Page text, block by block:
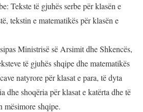
Tekste të gjuhës serbe për klasën e
tekstin e matematikës për klasën e
Ministrisë së Arsimit dhe Shkencës,
të gjuhës shqipe dhe matematikës
natyrore për klasat e para, të dyta
dhe shoqëria për klasat e katërta dhe të
mësimore shqipe.